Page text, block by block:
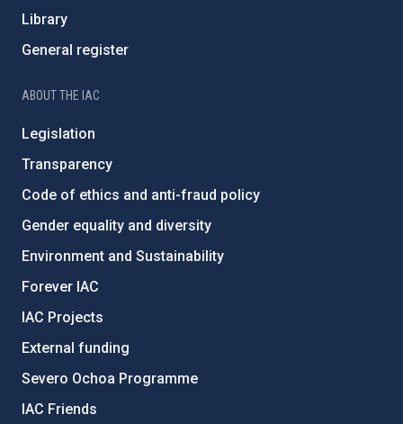
Library
General register
ABOUT THE IAC
Legislation
Transparency
Code of ethics and anti-fraud policy
Gender equality and diversity
Environment and Sustainability
Forever IAC
IAC Projects
External funding
Severo Ochoa Programme
IAC Friends